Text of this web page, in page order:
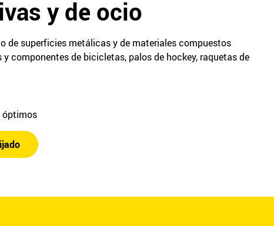
y de ocio
de superficies metálicas y de materiales compuestos
componentes de bicicletas, palos de hockey, raquetas de
óptimos